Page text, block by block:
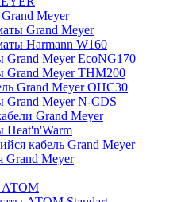
Meyer
Grand Meyer
Harmann W160
Meyer EcoNG170
Grand Meyer THM200
Grand Meyer OHC30
Meyer N-CDS
Grand Meyer
Heat'n'Warm
кабель Grand Meyer
Grand Meyer
АТОМ